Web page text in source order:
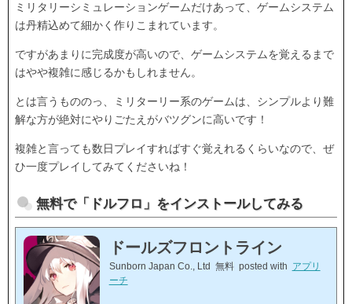
ミリタリーシミュレーションゲームだけあって、ゲームシステム
は丹精込めて細かく作りこまれています。
ですがあまりに完成度が高いので、ゲームシステムを覚えるまで
はやや複雑に感じるかもしれません。
とは言うもののっ、ミリターリー系のゲームは、シンプルより難
解な方が絶対にやりごたえがバツグンに高いです！
複雑と言っても数日プレイすればすぐ覚えれるくらいなので、ぜ
ひ一度プレイしてみてくださいね！
無料で「ドルフロ」をインストールしてみる
ドールズフロントライン
Sunborn Japan Co., Ltd 無料 posted with アプリ
ーチ